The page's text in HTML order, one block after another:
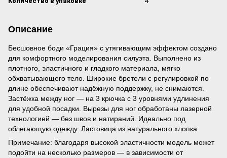
Описание
Бесшовное боди «Грация» с утягивающим эффектом создано
для комфортного моделирования силуэта. Выполнено из
плотного, эластичного и гладкого материала, мягко
обхватывающего тело. Широкие бретели с регулировкой по
длине обеспечивают надёжную поддержку, не снимаются.
Застёжка между ног — на 3 крючка с 3 уровнями удлинения
для удобной посадки. Вырезы для ног обработаны лазерной
технологией — без швов и натираний. Идеально под
облегающую одежду. Ластовица из натурального хлопка.
Примечание: благодаря высокой эластичности модель может
подойти на несколько размеров — в зависимости от